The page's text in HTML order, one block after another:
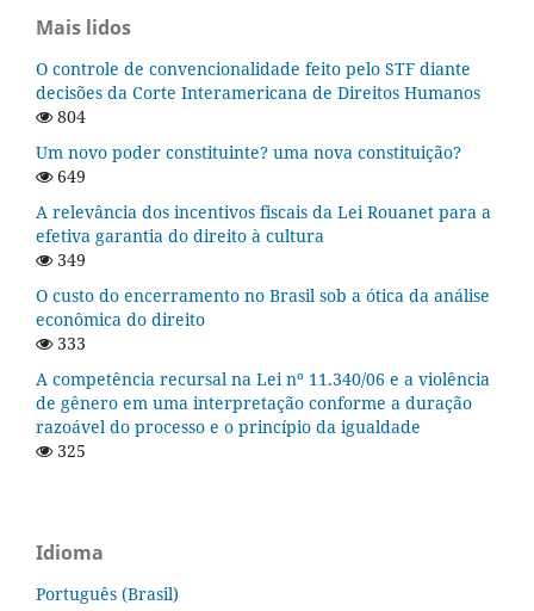
Mais lidos
O controle de convencionalidade feito pelo STF diante
decisões da Corte Interamericana de Direitos Humanos
804
Um novo poder constituinte? uma nova constituição?
649
A relevância dos incentivos fiscais da Lei Rouanet para a
efetiva garantia do direito à cultura
349
O custo do encerramento no Brasil sob a ótica da análise
econômica do direito
333
A competência recursal na Lei nº 11.340/06 e a violência
de gênero em uma interpretação conforme a duração
razoável do processo e o princípio da igualdade
325
Idioma
Português (Brasil)